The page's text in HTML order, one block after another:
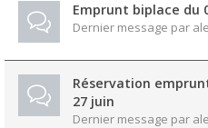
Emprunt biplace du
Dernier message par
Réservation
27 juin
Dernier message par